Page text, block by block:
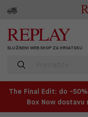
SLUŽBENI WEB SHOP ZA HRVATSKU
The Final Edit: do -
Box Now